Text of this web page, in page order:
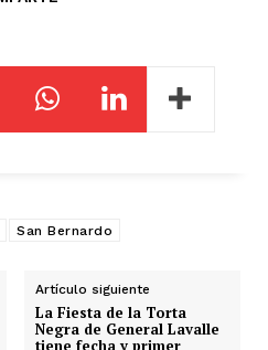
San Bernardo
Artículo siguiente
La Fiesta de la Torta
Negra de General Lavalle
tiene fecha y primer